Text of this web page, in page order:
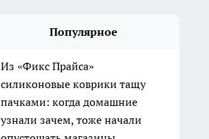
Популярное
Из «Фикс Прайса»
силиконовые коврики тащу
пачками: когда домашние
узнали зачем, тоже начали